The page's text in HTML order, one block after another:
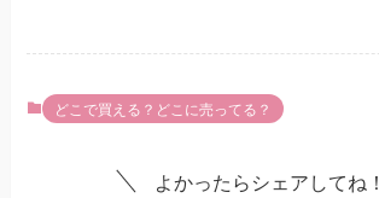
どこで買える？どこに売ってる？
よかったらシェアしてね！